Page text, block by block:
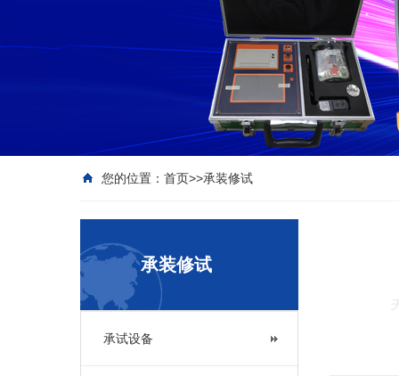
您的位置： 首页>>承装修试
承装修试
承试设备